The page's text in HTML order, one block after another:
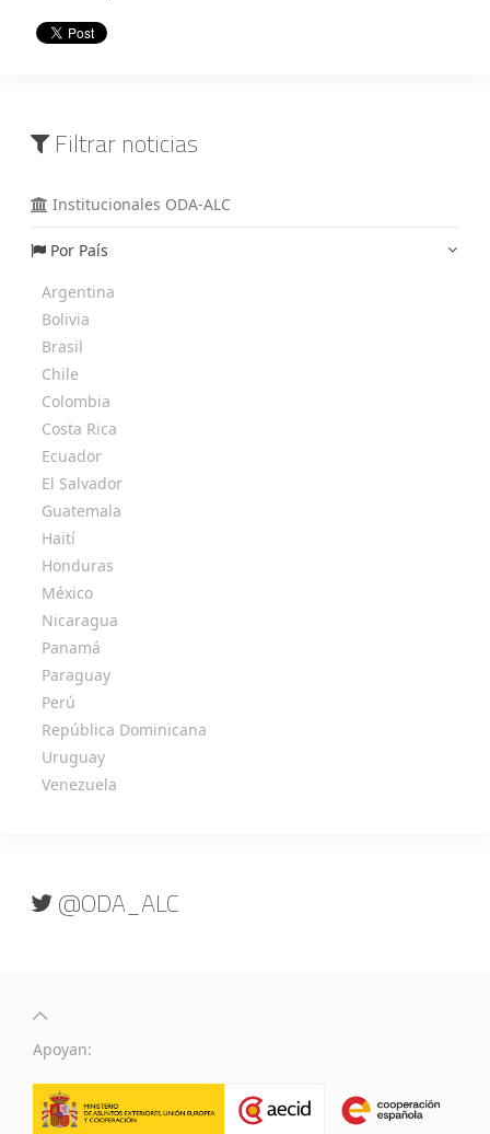
Filtrar noticias
Institucionales ODA-ALC
Por País
Argentina
Bolivia
Brasil
Chile
Colombia
Costa Rica
Ecuador
El Salvador
Guatemala
Haití
Honduras
México
Nicaragua
Panamá
Paraguay
Perú
República Dominicana
Uruguay
Venezuela
@ODA_ALC
Apoyan: